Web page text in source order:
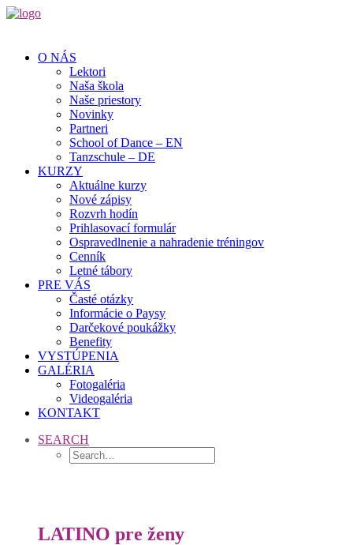
O NÁS
Lektori
Naša škola
Naše priestory
Novinky
Partneri
School of Dance – EN
Tanzschule – DE
KURZY
Aktuálne kurzy
Nové zápisy
Rozvrh hodín
Prihlasovací formulár
Ospravedlnenie a nahradenie tréningov
Cenník
Letné tábory
PRE VÁS
Časté otázky
Informácie o Paysy
Darčekové poukážky
Benefity
VYSTÚPENIA
GALÉRIA
Fotogaléria
Videogaléria
KONTAKT
SEARCH
LATINO pre ženy